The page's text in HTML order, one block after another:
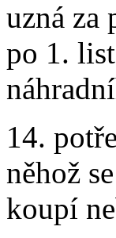
uzná za
po 1.
14.
něhož
koupí